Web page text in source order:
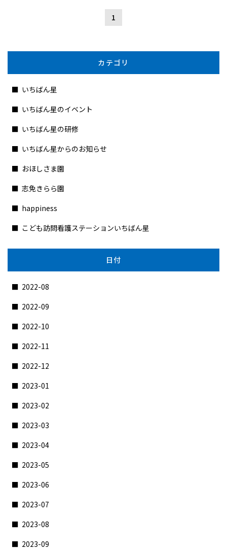
1
カテゴリ
いちばん星
いちばん星のイベント
いちばん星の研修
いちばん星からのお知らせ
おほしさま園
志免きらら園
happiness
こども訪問看護ステーションいちばん星
日付
2022-08
2022-09
2022-10
2022-11
2022-12
2023-01
2023-02
2023-03
2023-04
2023-05
2023-06
2023-07
2023-08
2023-09